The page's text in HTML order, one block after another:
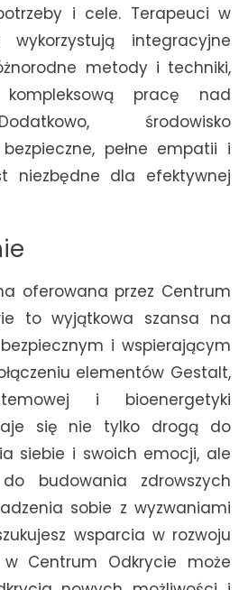
i cele. Terapeuci w
integracyjne
metody i techniki,
pracę nad
środowisko
pełne empatii i
niezbędne dla efektywnej
oferowana przez Centrum
to wyjątkowa szansa na
i wspierającym
elementów Gestalt,
i bioenergetyki
się nie tylko drogą do
siebie i swoich emocji, ale
budowania zdrowszych
sobie z wyzwaniami
wsparcia w rozwoju
Centrum Odkrycie może